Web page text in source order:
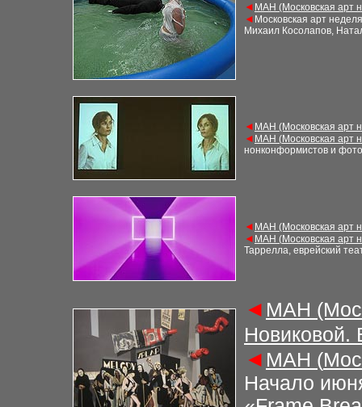
◄ МАН (Московская арт
◄ Московская арт неделя
Михаил Косолапов,
◄ МАН (Московская арт
◄ МАН (Московская арт
нонконформистов и
◄ МАН (Московская арт
◄ МАН (Московская арт
Таррелла, еврейский
◄ МАН
Новиковой.
◄ МАН (
Начало